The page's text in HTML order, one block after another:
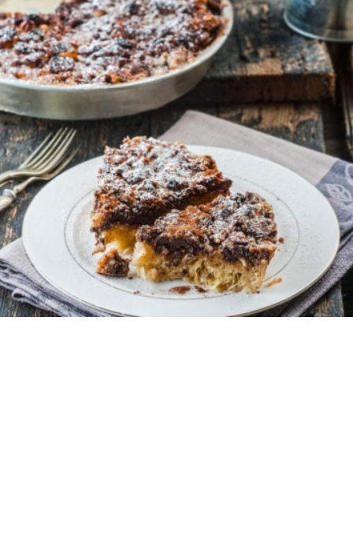
Στριφτόπιτα γλυκιά με
σοκολάτα και βανίλια
Τραγανά, λεπτά φύλλα και εύκολη κρέμα βανίλια,
σοκολάτα και πραλίνα να μπλέκονται γλυκά και
ξεμυαλιστικά. Απολαύστε το κι αναστενάξτε από την
υφή στο στόμα και τη γεύση.
Δύσκολη
14 10 λεπτά 40 λεπτά